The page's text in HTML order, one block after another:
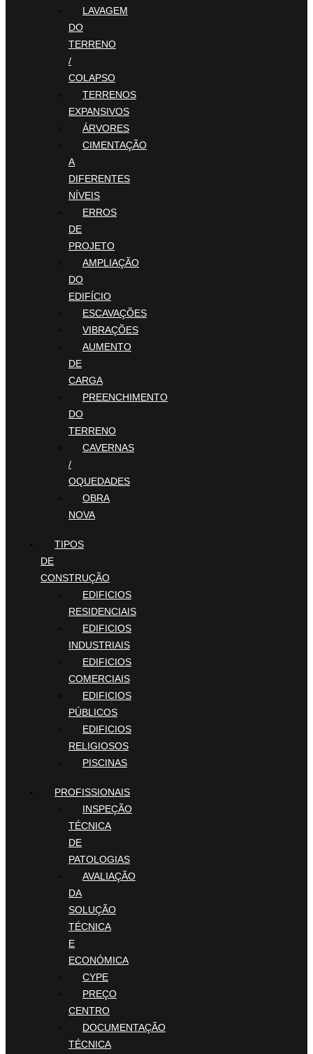
LAVAGEM
DO
TERRENO
/
COLAPSO
TERRENOS
EXPANSIVOS
ÁRVORES
CIMENTAÇÃO
A
DIFERENTES
NÍVEIS
ERROS
DE
PROJETO
AMPLIAÇÃO
DO
EDIFÍCIO
ESCAVAÇÕES
VIBRAÇÕES
AUMENTO
DE
CARGA
PREENCHIMENTO
DO
TERRENO
CAVERNAS
/
OQUEDADES
OBRA
NOVA
TIPOS
DE
CONSTRUÇÃO
EDIFICIOS
RESIDENCIAIS
EDIFICIOS
INDUSTRIAIS
EDIFICIOS
COMERCIAIS
EDIFICIOS
PÚBLICOS
EDIFICIOS
RELIGIOSOS
PISCINAS
PROFISSIONAIS
INSPEÇÃO
TÉCNICA
DE
PATOLOGIAS
AVALIAÇÃO
DA
SOLUÇÃO
TÉCNICA
E
ECONÓMICA
CYPE
PREÇO
CENTRO
DOCUMENTAÇÃO
TÉCNICA